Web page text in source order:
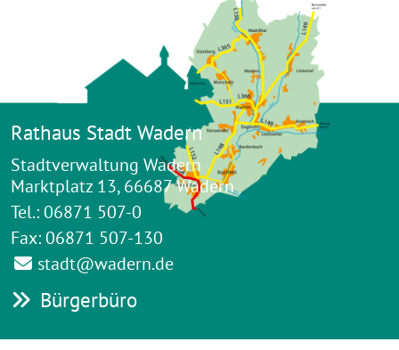
Rathaus Stadt Wadern
Stadtverwaltung Wadern
Marktplatz 13, 66687 Wadern
Tel.: 06871 507-0
Fax: 06871 507-130
stadt@wadern.de
Bürgerbüro